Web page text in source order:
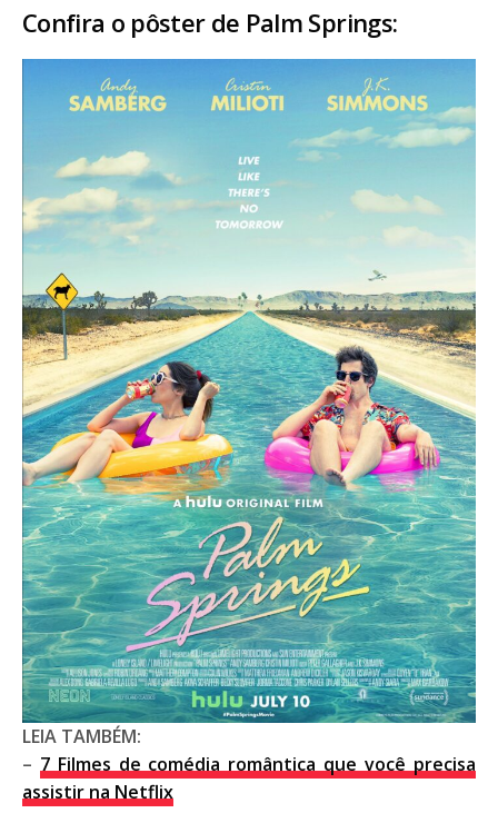
Confira o pôster de Palm Springs:
LEIA TAMBÉM:
– 7 Filmes de comédia romântica que você precisa
assistir na Netflix